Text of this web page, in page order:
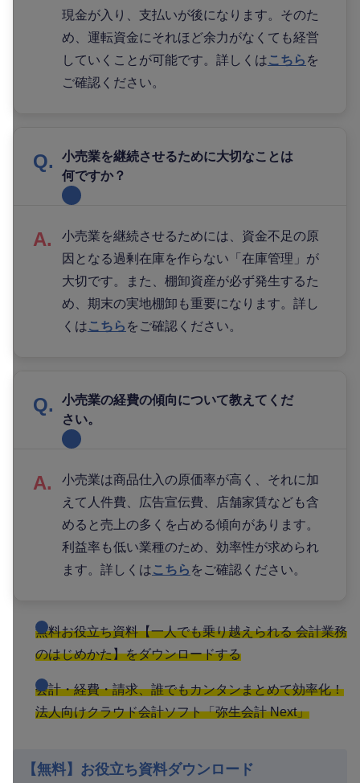
現金が入り、支払いが後になります。そのた
め、運転資金にそれほど余力がなくても経営
していくことが可能です。詳しくはこちら を
ご確認ください。
小売業を継続させるために大切なことは
何ですか？
小売業を継続させるためには、資金不足の原
因となる過剰在庫を作らない「在庫管理」が
大切です。また、棚卸資産が必ず発生するた
め、期末の実地棚卸も重要になります。詳し
くはこちら をご確認ください。
小売業の経費の傾向について教えてくだ
さい。
小売業は商品仕入の原価率が高く、それに加
えて人件費、広告宣伝費、店舗家賃なども含
めると売上の多くを占める傾向があります。
利益率も低い業種のため、効率性が求められ
ます。詳しくはこちら をご確認ください。
無料お役立ち資料【一人でも乗り越えられる 会計業務
のはじめかた】をダウンロードする
会計・経費・請求、誰でもカンタンまとめて効率化！
法人向けクラウド会計ソフト「弥生会計 Next」
【無料】お役立ち資料ダウンロード